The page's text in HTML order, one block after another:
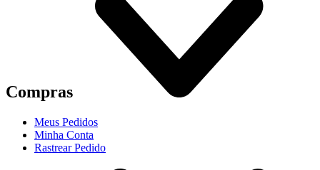
Compras
Meus Pedidos
Minha Conta
Rastrear Pedido